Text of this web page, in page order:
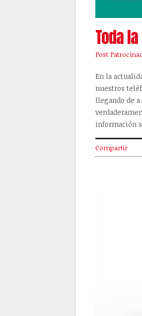
Toda
Post
En la
nuestros
llegando de
información
Compartir